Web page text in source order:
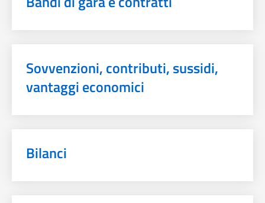
Sovvenzioni, contributi, sussidi,
vantaggi economici
Bilanci